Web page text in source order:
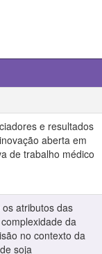
e resultados
aberta em
de trabalho médico
atributos das
da
no contexto da
soja